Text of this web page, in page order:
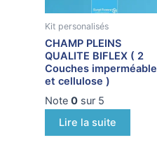
Kit personalisés
CHAMP PLEINS
QUALITE BIFLEX ( 2
Couches imperméable
et cellulose )
Note 0sur 5
Lire la suite
AU MEILLEUR
PRIX